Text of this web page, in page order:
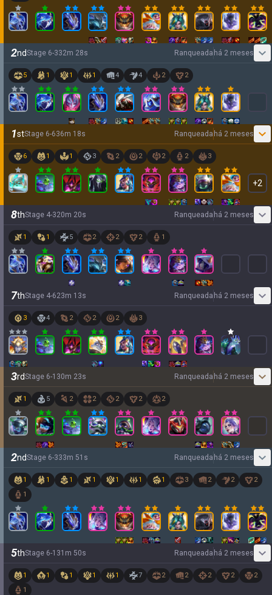
2ndStage 6-332m 28s Ranqueada há 2 meses
5 1 1 1 4 4 2 2
1stStage 6-636m 18s Ranqueada há 2 meses
6 1 1 3 2 2 2 2 3
+2
8thStage 4-320m 20s Ranqueada há 2 meses
1 1 5 2 2 2 1
7thStage 4-623m 13s Ranqueada há 2 meses
3 4 2 2 2 3
3rdStage 6-1 30m 23s Ranqueada há 2 meses
1 5 2 2 2 2 2
2ndStage 6-333m 51 s Ranqueada há 2 meses
1 1 1 1 1 1 1 3 2 2
2
1
5thStage 6-1 31 m 50s Ranqueada há 2 meses
1 1 1 1 1 7 2 2 2 2
2
1